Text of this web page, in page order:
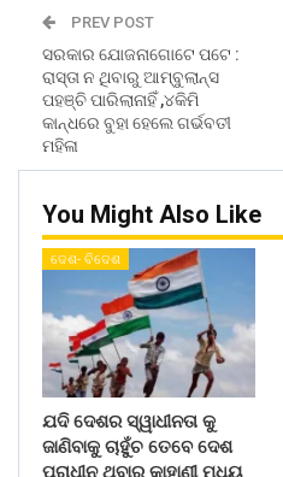
PREV POST
ସରକାର ଯୋଜନାଗୋଟେ ପଟେ :
ରାସ୍ତା ନ ଥିବାରୁ ଆମ୍ବୁଲାନ୍ସ
ପହଞ୍ଚି ପାରିଲାନାହିଁ ,୪କିମି
କାନ୍ଧରେ ବୁହା ହେଲେ ଗର୍ଭବତୀ
ମହିଳା
You Might Also Like
ଦେଶ- ବିଦେଶ
ଯଦି ଦେଶର ସ୍ୱାଧୀନତା କୁ
ଜାଣିବାକୁ ଚାହୁଁଚ ତେବେ ଦେଶ
ପରାଧୀନ ଥିବାର କାହାଣୀ ମଧ୍ୟ